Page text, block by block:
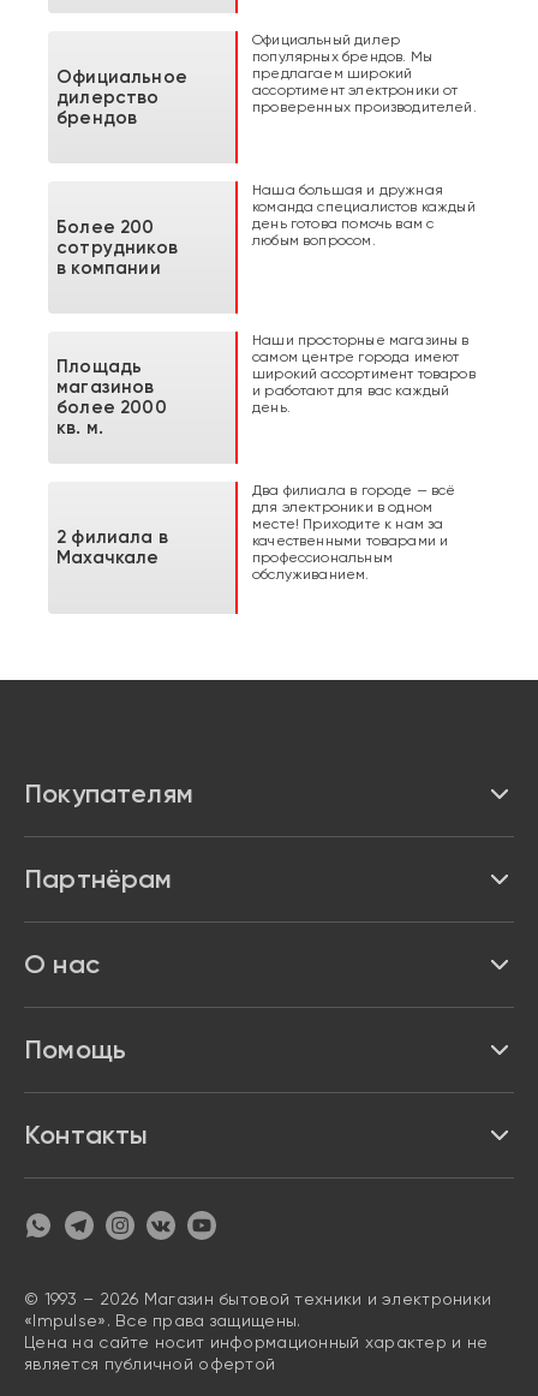
Официальное
дилерство
брендов
Официальный дилер
популярных брендов. Мы
предлагаем широкий
ассортимент электроники от
проверенных производителей.
Более 200
сотрудников
в компании
Наша большая и дружная
команда специалистов каждый
день готова помочь вам с
любым вопросом.
Площадь
магазинов
более 2000
кв. м.
Наши просторные магазины в
самом центре города имеют
широкий ассортимент товаров
и работают для вас каждый
день.
2 филиала в
Махачкале
Два филиала в городе — всё
для электроники в одном
месте! Приходите к нам за
качественными товарами и
профессиональным
обслуживанием.
Покупателям
Доставка и оплата
Акции и скидки
Возврат товара
Политика конфиденциальности
Согласие на обработку персональных данных
Партнёрам
О нас
Помощь
Карта сайта
Контакты
© 1993 – 2026 Магазин бытовой техники и электроники
«Impulse». Все права защищены.
Цена на сайте носит информационный характер и не
является публичной офертой